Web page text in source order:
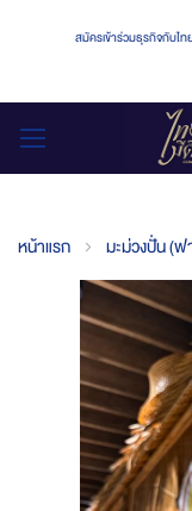
สมัครเข้าร่วมธุรกิจกับไ
หน้าแรก มะม่วงปั่น (